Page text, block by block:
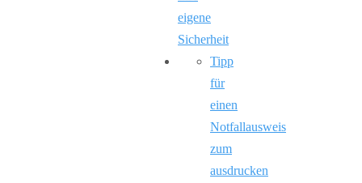
eigene
Sicherheit
Tipp
für
einen
Notfallausweis
zum
ausdrucken